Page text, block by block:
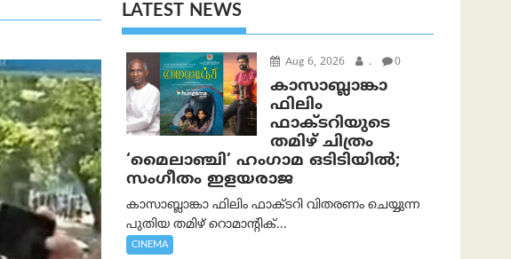
LATEST NEWS
Aug 6, 2026 . 0
കാസാബ്ലാങ്കാ
ഫിലിം
ഫാക്ടറിയുടെ
തമിഴ് ചിത്രം
‘മൈലാഞ്ചി’ ഹംഗാമ ഒടിടിയിൽ;
സംഗീതം ഇളയരാജ
കാസാബ്ലാങ്കാ ഫിലിം ഫാക്ടറി വിതരണം ചെയ്യുന്ന
പുതിയ തമിഴ് റൊമാന്റിക്...
CINEMA